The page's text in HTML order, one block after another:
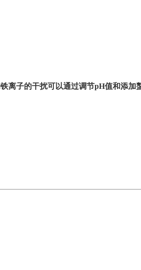
铁离子的干扰可以通过调节pH值和添加